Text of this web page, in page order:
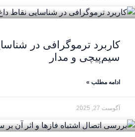
کاربرد ترموگرافی در
سیم‌پیچی و مدار
ادامه مطلب »
آگوست 27, 2025